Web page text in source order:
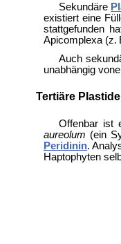
Sekundäre
existiert eine
stattgefunden
Apicomplexa (z.
Auch
unabhängig
Tertiäre
Offenbar ist
aureolum (ein
Peridinin.
Haptophyten